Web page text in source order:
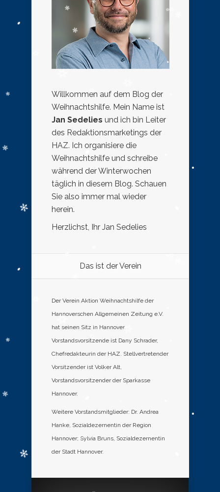
Willkommen auf dem Blog der
Weihnachtshilfe. Mein Name ist
Jan Sedelies und ich bin Leiter
des Redaktionsmarketings der
HAZ. Ich organisiere die
Weihnachtshilfe und schreibe
während der Winterwochen
täglich in diesem Blog. Schauen
Sie also immer mal wieder
herein.
Herzlichst, Ihr Jan Sedelies
Das ist der Verein
Der Verein Aktion Weihnachtshilfe der
Hannoverschen Allgemeinen Zeitung e.V.
hat seinen Sitz in Hannover.
Vorstandsvorsitzende ist Dany Schrader,
Chefredakteurin der HAZ. Stellvertretender
Vorsitzender ist Volker Alt,
Vorstandsvorsitzender der Sparkasse
Hannover.
Weitere Vorstandsmitglieder: Dr. Andrea
Hanke, Sozialdezernentin der Region
Hannover; Sylvia Bruns, Sozialdezernentin
der Stadt Hannover.